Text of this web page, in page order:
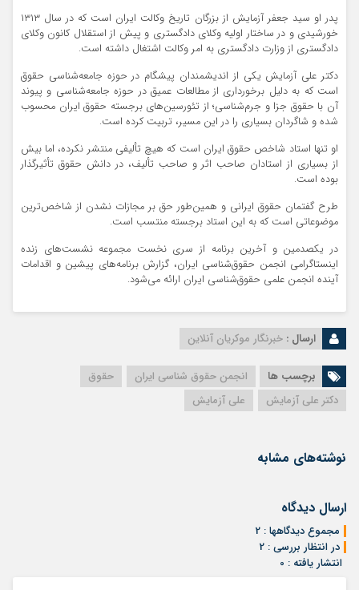
پدر او سید جعفر آزمایش از بزرگان تاریخ وکالت ایران است که در سال ۱۳۱۳
خورشیدی و در ساختار اولیه وکلای دادگستری و پیش از استقلال کانون وکلای
دادگستری از وزارت دادگستری به امر وکالت اشتغال داشته است.
دکتر علی آزمایش یکی از اندیشمندان پیشگام در حوزه جامعه‌شناسی حقوق
است که به دلیل برخورداری از مطالعات عمیق در حوزه جامعه‌شناسی و پیوند
آن با حقوق جزا و جرم‌شناسی؛ از تئورسین‌های برجسته حقوق ایران محسوب
شده و شاگردان بسیاری را در این مسیر، تربیت کرده است.
او تنها استاد شاخص حقوق ایران است که هیچ تألیفی منتشر نکرده، اما بیش
از بسیاری از استادان صاحب اثر و صاحب تألیف، در دانش حقوق تأثیرگذار
بوده است.
طرح گفتمان حقوق ایرانی و همین‌طور حق بر مجازات نشدن از شاخص‌ترین
موضوعاتی است که به این استاد برجسته منتسب است.
در یکصدمین و آخرین برنامه از سری نخست مجموعه نشست‌های زنده
اینستاگرامی انجمن حقوق‌شناسی ایران، گزارش برنامه‌های پیشین و اقدامات
آینده انجمن علمی حقوق‌شناسی ایران ارائه می‌شود.
ارسال : خبرنگار موکریان آنلاین
برچسب ها انجمن حقوق شناسی ایران
حقوق
دکتر علی آزمایش
علی آزمایش
نوشته‌های مشابه
ارسال دیدگاه
مجموع دیدگاهها : 2
در انتظار بررسی : 2
انتشار یافته : 0